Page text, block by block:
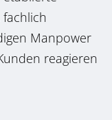
Manpower
reagieren